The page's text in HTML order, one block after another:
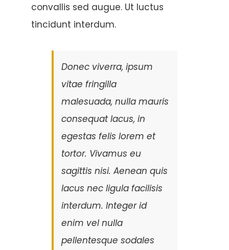
convallis sed augue. Ut luctus
tincidunt interdum.
Donec viverra, ipsum
vitae fringilla
malesuada, nulla mauris
consequat lacus, in
egestas felis lorem et
tortor. Vivamus eu
sagittis nisi. Aenean quis
lacus nec ligula facilisis
interdum. Integer id
enim vel nulla
pellentesque sodales